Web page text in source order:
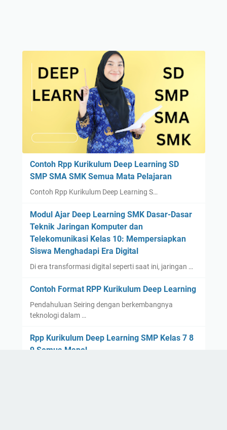
Contoh Rpp Kurikulum Deep Learning SD
SMP SMA SMK Semua Mata Pelajaran
Contoh Rpp Kurikulum Deep Learning S…
Modul Ajar Deep Learning SMK Dasar-Dasar
Teknik Jaringan Komputer dan
Telekomunikasi Kelas 10: Mempersiapkan
Siswa Menghadapi Era Digital
Di era transformasi digital seperti saat ini, jaringan …
Contoh Format RPP Kurikulum Deep Learning
Pendahuluan Seiring dengan berkembangnya
teknologi dalam …
Rpp Kurikulum Deep Learning SMP Kelas 7 8
9 Semua Mapel